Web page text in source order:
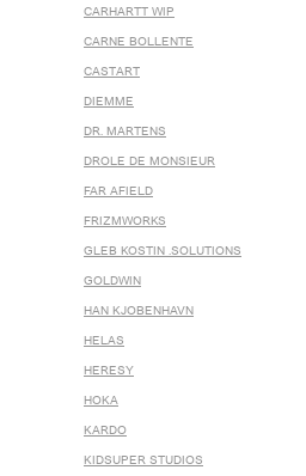
CARHARTT WIP
CARNE BOLLENTE
CASTART
DIEMME
DR. MARTENS
DROLE DE MONSIEUR
FAR AFIELD
FRIZMWORKS
GLEB KOSTIN .SOLUTIONS
GOLDWIN
HAN KJOBENHAVN
HELAS
HERESY
HOKA
KARDO
KIDSUPER STUDIOS